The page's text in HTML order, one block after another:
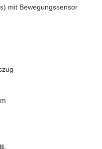
mit Bewegungssensor